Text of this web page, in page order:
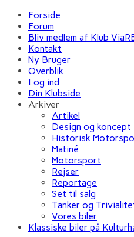
Forside
Forum
Bliv medlem af Klub
Kontakt
Ny Bruger
Overblik
Log ind
Din Klubside
Arkiver
Artikel
Design og koncept
Historisk
Matiné
Motorsport
Rejser
Reportage
Set til salg
Tanker og
Vores biler
Klassiske biler på